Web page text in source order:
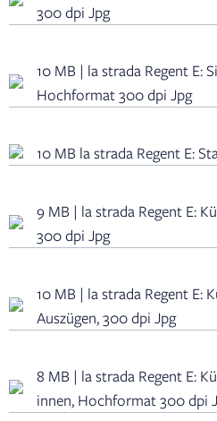
300 dpi Jpg
10 MB | la strada Regent E:
Hochformat 300 dpi Jpg
10 MB la strada Regent E:
9 MB | la strada Regent E:
300 dpi Jpg
10 MB | la strada Regent E:
Auszügen, 300 dpi Jpg
8 MB | la strada Regent E:
innen, Hochformat 300 dpi